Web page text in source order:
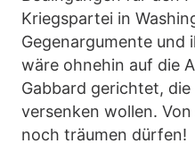
Kriegspartei in
Gegenargumente und
wäre ohnehin auf die
Gabbard gerichtet,
versenken wollen.
noch träumen dürfen!